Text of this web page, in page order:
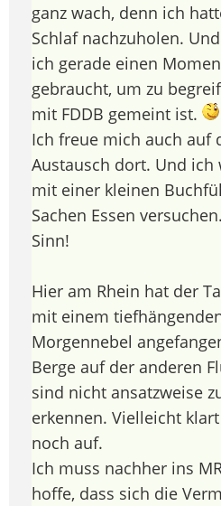
ganz wach, denn ich
Schlaf nachzuholen.
ich gerade einen
gebraucht, um zu
mit FDDB gemeint ist.
Ich freue mich auch auf
Austausch dort. Und ich
mit einer kleinen
Sachen Essen
Sinn!
Hier am Rhein hat der
mit einem
Morgennebel
Berge auf der anderen
sind nicht ansatzweise
erkennen. Vielleicht
noch auf.
Ich muss nachher ins
hoffe, dass sich die